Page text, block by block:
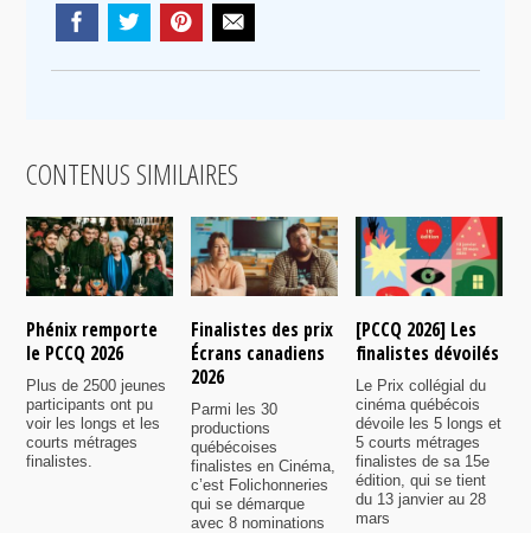
CONTENUS SIMILAIRES
Phénix remporte
le PCCQ 2026
Plus de 2500 jeunes
participants ont pu
voir les longs et les
courts métrages
finalistes.
Finalistes des prix
Écrans canadiens
2026
Parmi les 30
productions
québécoises
finalistes en Cinéma,
c’est Folichonneries
qui se démarque
avec 8 nominations
[PCCQ 2026] Les
finalistes dévoilés
Le Prix collégial du
cinéma québécois
dévoile les 5 longs et
5 courts métrages
finalistes de sa 15e
édition, qui se tient
du 13 janvier au 28
mars